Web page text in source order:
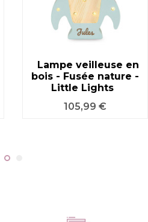
Lampe veilleuse en
bois - Fusée nature -
Little Lights
Prix
105,99 €